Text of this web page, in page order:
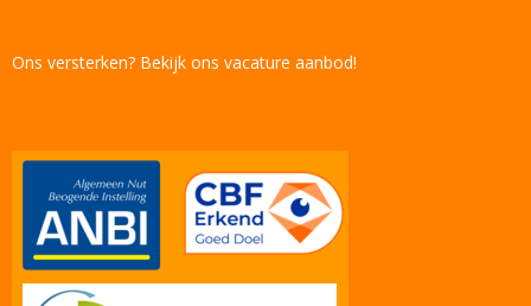
Ons versterken? Bekijk ons vacature aanbod!